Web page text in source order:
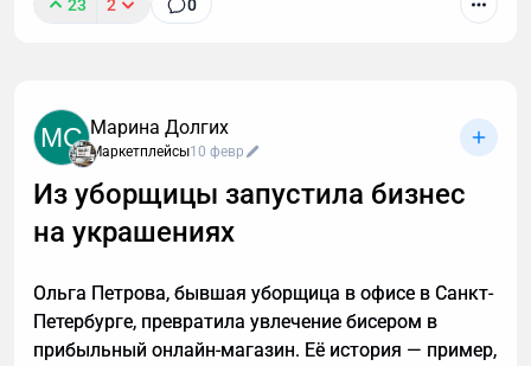
Транскрибация преобразует разговоры в текст,
позволяя находить любые устные договоренности
буквально за секунды. Рассказываю принцип
работы этой технологии, способы ее применения. А
также — как настроить автоматическую
технике.
23 2 0
MC Марина Долгих
Маркетплейсы10 февр
Из уборщицы запустила бизнес
на украшениях
Ольга Петрова, бывшая уборщица в офисе в Санкт-
Петербурге, превратила увлечение бисером в
прибыльный онлайн-магазин. Её история — пример,